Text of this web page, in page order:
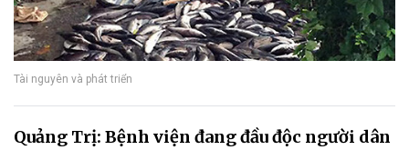
Tài nguyên và phát triển
Quảng Trị: Bệnh viện đang đầu độc người dân